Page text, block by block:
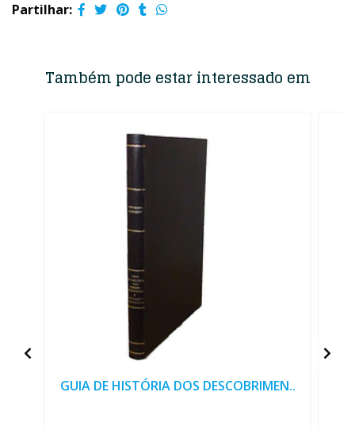
Partilhar:
Também pode estar interessado em
GUIA DE HISTÓRIA DOS DESCOBRIMEN..